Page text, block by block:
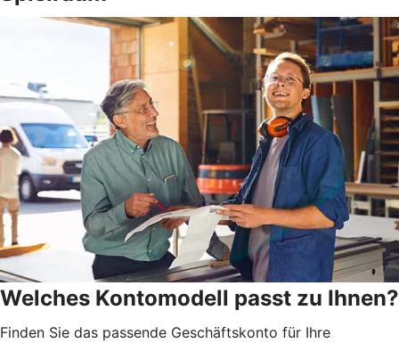
Welches Kontomodell passt zu Ihnen?
Finden Sie das passende Geschäftskonto für Ihre